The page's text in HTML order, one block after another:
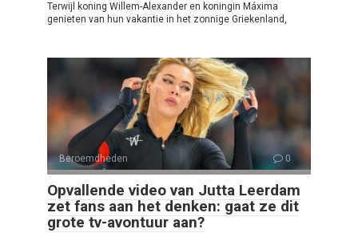
Terwijl koning Willem-Alexander en koningin Máxima
genieten van hun vakantie in het zonnige Griekenland,
Beroemdheden 0
Opvallende video van Jutta Leerdam
zet fans aan het denken: gaat ze dit
grote tv-avontuur aan?